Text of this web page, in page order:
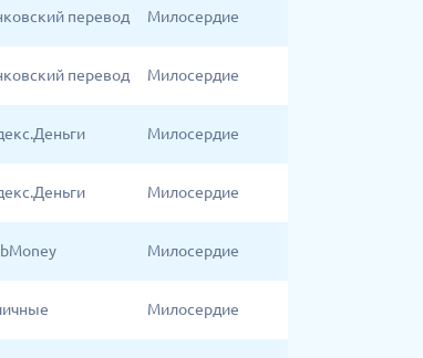
перевод Милосердие
перевод Милосердие
Милосердие
Милосердие
Милосердие
Милосердие